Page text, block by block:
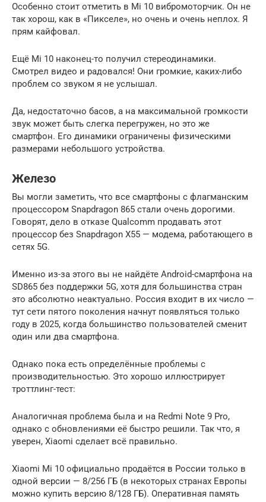
Особенно стоит отметить в Mi 10 вибромоторчик. Он не
так хорош, как в «Пикселе», но очень и очень неплох. Я
прям кайфовал.
Ещё Mi 10 наконец-то получил стереодинамики.
Смотрел видео и радовался! Они громкие, каких-либо
проблем со звуком я не услышал.
Да, недостаточно басов, а на максимальной громкости
звук может быть слегка перегружен, но это же
смартфон. Его динамики ограничены физическими
размерами небольшого устройства.
Железо
Вы могли заметить, что все смартфоны с флагманским
процессором Snapdragon 865 стали очень дорогими.
Говорят, дело в отказе Qualcomm продавать этот
процессор без Snapdragon X55 — модема, работающего в
сетях 5G.
Именно из-за этого вы не найдёте Android-смартфона на
SD865 без поддержки 5G, хотя для большинства стран
это абсолютно неактуально. Россия входит в их число —
тут сети пятого поколения начнут появляться только
году в 2025, когда большинство пользователей сменит
один или два смартфона.
Однако пока есть определённые проблемы с
производительностью. Это хорошо иллюстрирует
троттлинг-тест:
Аналогичная проблема была и на Redmi Note 9 Pro,
однако с обновлениями её быстро решили. Так что, я
уверен, Xiaomi сделает всё правильно.
Xiaomi Mi 10 официально продаётся в России только в
одной версии — 8/256 ГБ (в некоторых странах Европы
можно купить версию 8/128 ГБ). Оперативная память